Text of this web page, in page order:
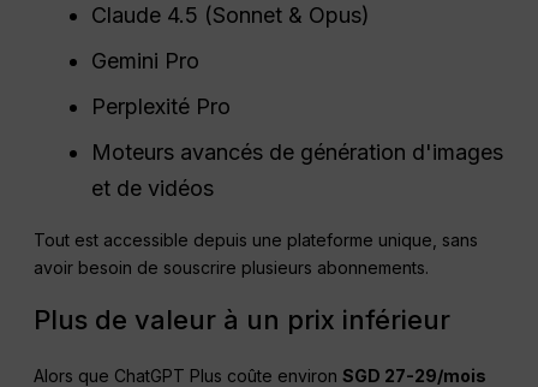
Claude 4.5 (Sonnet & Opus)
Gemini Pro
Perplexité Pro
Moteurs avancés de génération d'images
et de vidéos
Tout est accessible depuis une plateforme unique, sans
avoir besoin de souscrire plusieurs abonnements.
Plus de valeur à un prix inférieur
Alors que ChatGPT Plus coûte environSGD 27-29/mois